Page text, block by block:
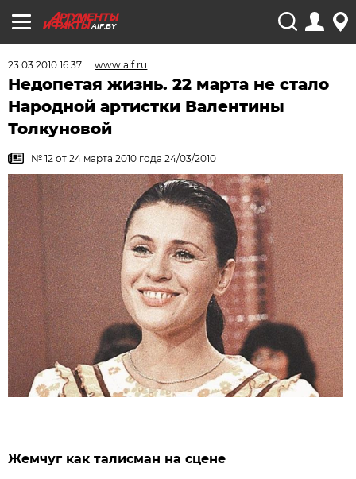
AIF.BY
23.03.2010 16:37 www.aif.ru
Недопетая жизнь. 22 марта не стало
Народной артистки Валентины
Толкуновой
№ 12 от 24 марта 2010 года 24/03/2010
Жемчуг как талисман на сцене